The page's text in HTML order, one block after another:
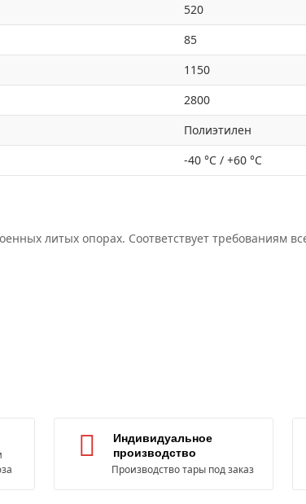
520
85
1150
2800
Полиэтилен
-40 °C / +60 °C
литых опорах. Соответствует требованиям
Индивидуальное
производство
Производство тары под заказ